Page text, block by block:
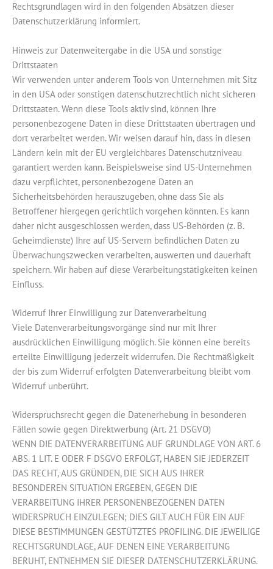
Rechtsgrundlagen wird in den folgenden Absätzen dieser
Datenschutzerklärung informiert.
Hinweis zur Datenweitergabe in die USA und sonstige
Drittstaaten
Wir verwenden unter anderem Tools von Unternehmen mit Sitz
in den USA oder sonstigen datenschutzrechtlich nicht sicheren
Drittstaaten. Wenn diese Tools aktiv sind, können Ihre
personenbezogene Daten in diese Drittstaaten übertragen und
dort verarbeitet werden. Wir weisen darauf hin, dass in diesen
Ländern kein mit der EU vergleichbares Datenschutzniveau
garantiert werden kann. Beispielsweise sind US-Unternehmen
dazu verpflichtet, personenbezogene Daten an
Sicherheitsbehörden herauszugeben, ohne dass Sie als
Betroffener hiergegen gerichtlich vorgehen könnten. Es kann
daher nicht ausgeschlossen werden, dass US-Behörden (z. B.
Geheimdienste) Ihre auf US-Servern befindlichen Daten zu
Überwachungszwecken verarbeiten, auswerten und dauerhaft
speichern. Wir haben auf diese Verarbeitungstätigkeiten keinen
Einfluss.
Widerruf Ihrer Einwilligung zur Datenverarbeitung
Viele Datenverarbeitungsvorgänge sind nur mit Ihrer
ausdrücklichen Einwilligung möglich. Sie können eine bereits
erteilte Einwilligung jederzeit widerrufen. Die Rechtmäßigkeit
der bis zum Widerruf erfolgten Datenverarbeitung bleibt vom
Widerruf unberührt.
Widerspruchsrecht gegen die Datenerhebung in besonderen
Fällen sowie gegen Direktwerbung (Art. 21 DSGVO)
WENN DIE DATENVERARBEITUNG AUF GRUNDLAGE VON ART. 6
ABS. 1 LIT. E ODER F DSGVO ERFOLGT, HABEN SIE JEDERZEIT
DAS RECHT, AUS GRÜNDEN, DIE SICH AUS IHRER
BESONDEREN SITUATION ERGEBEN, GEGEN DIE
VERARBEITUNG IHRER PERSONENBEZOGENEN DATEN
WIDERSPRUCH EINZULEGEN; DIES GILT AUCH FÜR EIN AUF
DIESE BESTIMMUNGEN GESTÜTZTES PROFILING. DIE JEWEILIGE
RECHTSGRUNDLAGE, AUF DENEN EINE VERARBEITUNG
BERUHT, ENTNEHMEN SIE DIESER DATENSCHUTZERKLÄRUNG.